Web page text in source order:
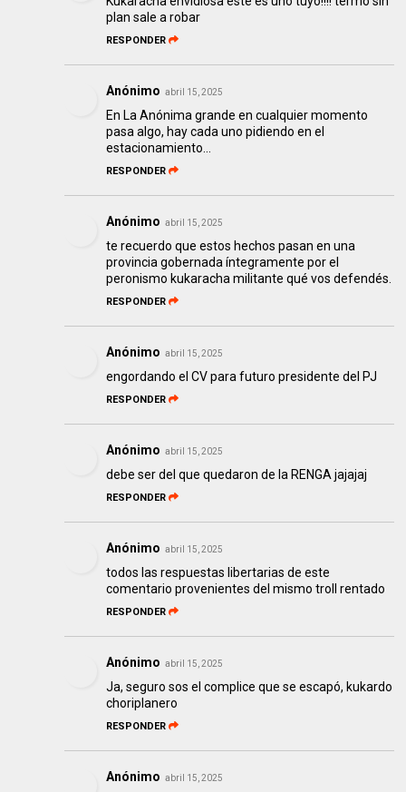
plan sale a robar
RESPONDER
Anónimo abril 15, 2025
En La Anónima grande en cualquier momento
pasa algo, hay cada uno pidiendo en el
estacionamiento…
RESPONDER
Anónimo abril 15, 2025
te recuerdo que estos hechos pasan en una
provincia gobernada íntegramente por el
peronismo kukaracha militante qué vos defendés.
RESPONDER
Anónimo abril 15, 2025
engordando el CV para futuro presidente del PJ
RESPONDER
Anónimo abril 15, 2025
debe ser del que quedaron de la RENGA jajajaj
RESPONDER
Anónimo abril 15, 2025
todos las respuestas libertarias de este
comentario provenientes del mismo troll rentado
RESPONDER
Anónimo abril 15, 2025
Ja, seguro sos el complice que se escapó, kukardo
choriplanero
RESPONDER
Anónimo abril 15, 2025